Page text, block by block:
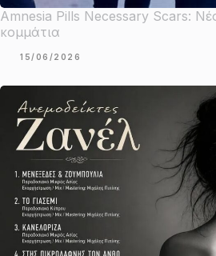
Amnesia Pills Necessary Scars:
κομμάτια
15/06/2026